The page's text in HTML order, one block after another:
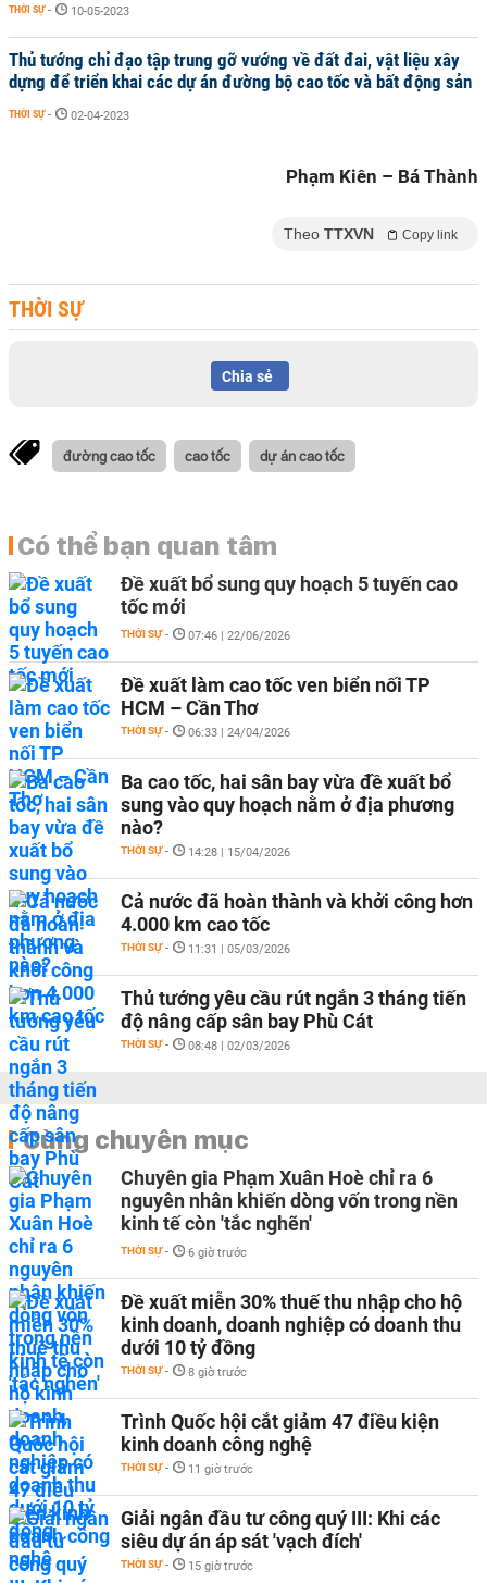
THỜI SỰ - 10-05-2023
Thủ tướng chỉ đạo tập trung gỡ vướng về đất đai, vật liệu xây
dựng để triển khai các dự án đường bộ cao tốc và bất động sản
THỜI SỰ - 02-04-2023
Phạm Kiên – Bá Thành
Theo TTXVN Copy link
THỜI SỰ
Chia sẻ
đường cao tốc cao tốc dự án cao tốc
Có thể bạn quan tâm
Đề xuất bổ sung quy hoạch 5 tuyến cao
tốc mới
THỜI SỰ - 07:46 | 22/06/2026
Đề xuất làm cao tốc ven biển nối TP
HCM – Cần Thơ
THỜI SỰ - 06:33 | 24/04/2026
Ba cao tốc, hai sân bay vừa đề xuất bổ
sung vào quy hoạch nằm ở địa phương
nào?
THỜI SỰ - 14:28 | 15/04/2026
Cả nước đã hoàn thành và khởi công hơn
4.000 km cao tốc
THỜI SỰ - 11:31 | 05/03/2026
Thủ tướng yêu cầu rút ngắn 3 tháng tiến
độ nâng cấp sân bay Phù Cát
THỜI SỰ - 08:48 | 02/03/2026
Cùng chuyên mục
Chuyên gia Phạm Xuân Hoè chỉ ra 6
nguyên nhân khiến dòng vốn trong nền
kinh tế còn 'tắc nghẽn'
THỜI SỰ - 6 giờ trước
Đề xuất miễn 30% thuế thu nhập cho hộ
kinh doanh, doanh nghiệp có doanh thu
dưới 10 tỷ đồng
THỜI SỰ - 8 giờ trước
Trình Quốc hội cắt giảm 47 điều kiện
kinh doanh công nghệ
THỜI SỰ - 11 giờ trước
Giải ngân đầu tư công quý III: Khi các
siêu dự án áp sát 'vạch đích'
THỜI SỰ - 15 giờ trước